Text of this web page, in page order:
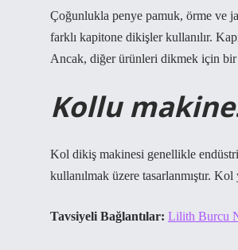
Çoğunlukla penye pamuk, örme ve
farklı kapitone dikişler kullanılır.
Ancak, diğer ürünleri dikmek için
Kollu
Kol dikiş makinesi genellikle
kullanılmak üzere tasarlanmıştır.
Tavsiyeli Bağlantılar: Lilith Burcu